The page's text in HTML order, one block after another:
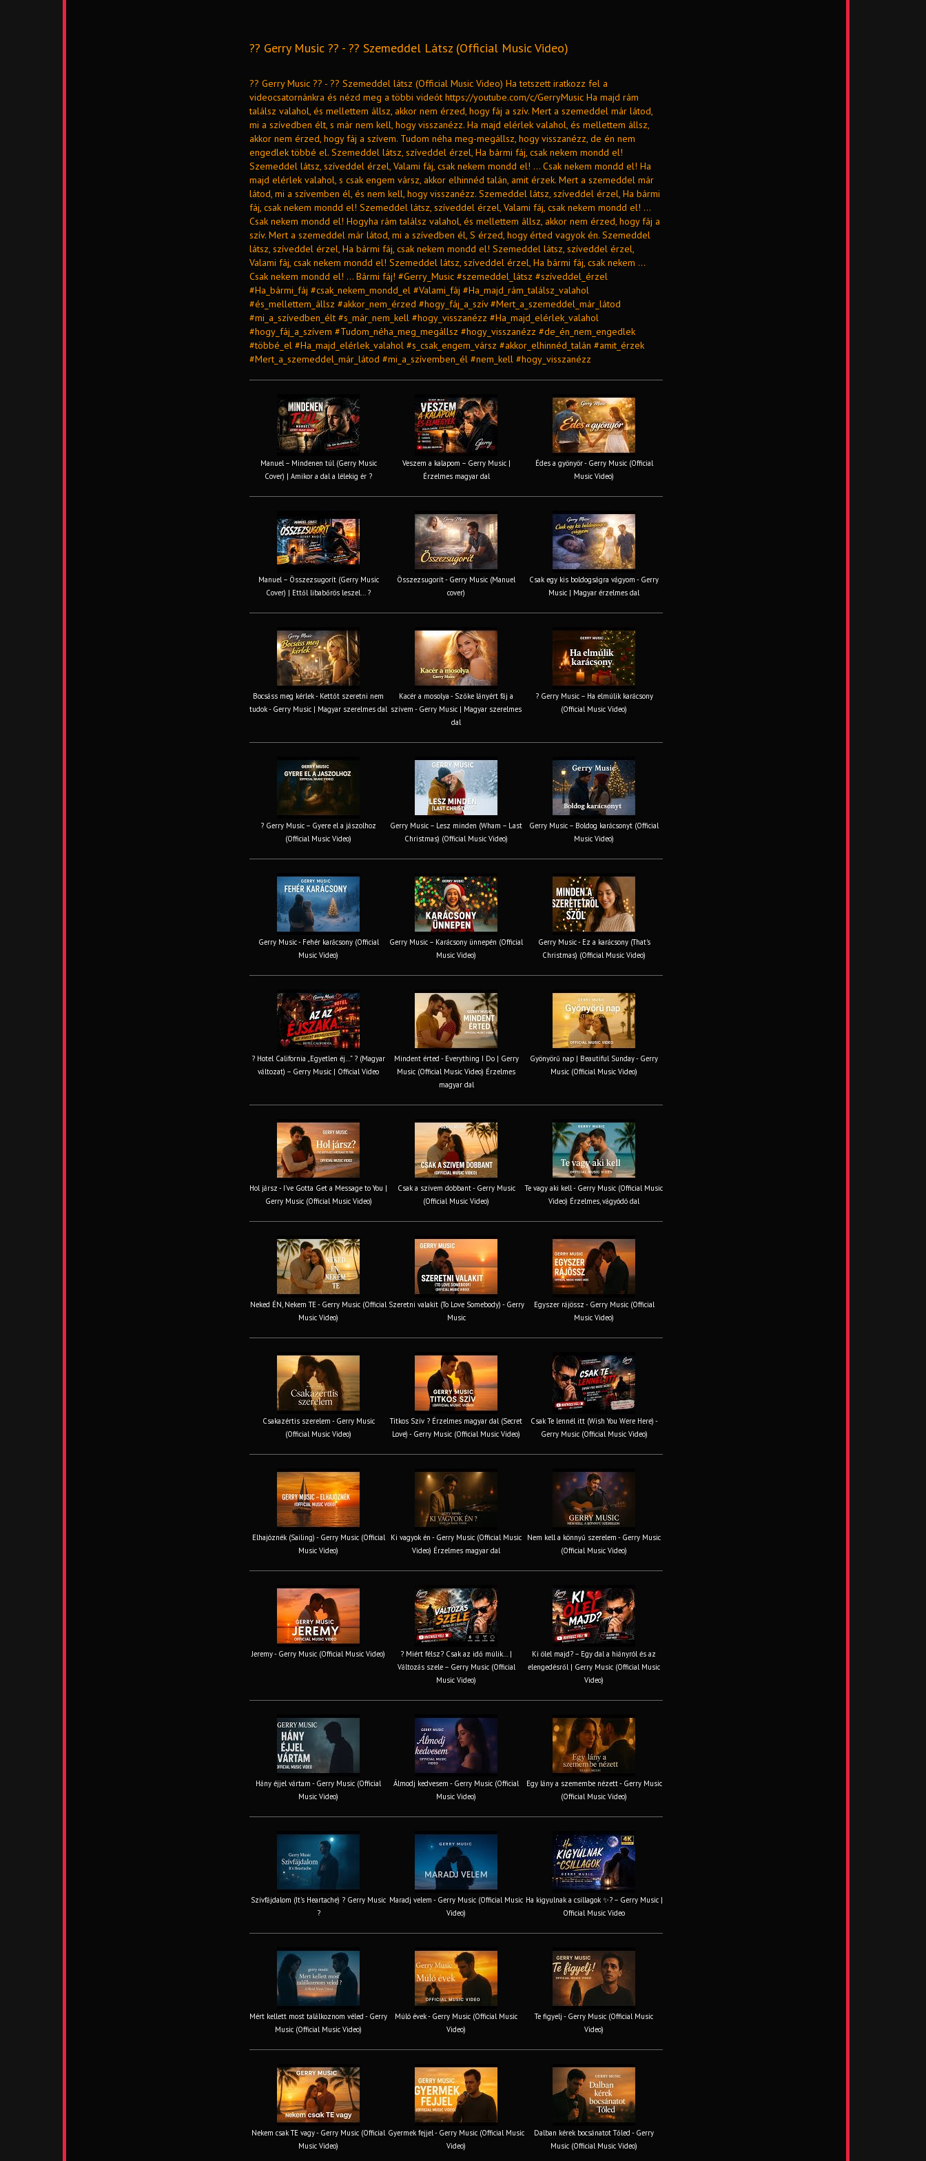
?? Gerry Music ?? - ?? Szemeddel Látsz (Official Music Video)
?? Gerry Music ?? - ?? Szemeddel látsz (Official Music Video) Ha tetszett iratkozz fel a
videocsatornánkra és nézd meg a többi videót https://youtube.com/c/GerryMusic Ha majd rám
találsz valahol, és mellettem állsz, akkor nem érzed, hogy fáj a szív. Mert a szemeddel már látod,
mi a szívedben élt, s már nem kell, hogy visszanézz. Ha majd elérlek valahol, és mellettem állsz,
akkor nem érzed, hogy fáj a szívem. Tudom néha meg-megállsz, hogy visszanézz, de én nem
engedlek többé el. Szemeddel látsz, szíveddel érzel, Ha bármi fáj, csak nekem mondd el!
Szemeddel látsz, szíveddel érzel, Valami fáj, csak nekem mondd el! ... Csak nekem mondd el! Ha
majd elérlek valahol, s csak engem vársz, akkor elhinnéd talán, amit érzek. Mert a szemeddel már
látod, mi a szívemben él, és nem kell, hogy visszanézz. Szemeddel látsz, szíveddel érzel, Ha bármi
fáj, csak nekem mondd el! Szemeddel látsz, szíveddel érzel, Valami fáj, csak nekem mondd el! ...
Csak nekem mondd el! Hogyha rám találsz valahol, és mellettem állsz, akkor nem érzed, hogy fáj a
szív. Mert a szemeddel már látod, mi a szívedben él, S érzed, hogy érted vagyok én. Szemeddel
látsz, szíveddel érzel, Ha bármi fáj, csak nekem mondd el! Szemeddel látsz, szíveddel érzel,
Valami fáj, csak nekem mondd el! Szemeddel látsz, szíveddel érzel, Ha bármi fáj, csak nekem ...
Csak nekem mondd el! ... Bármi fáj! #Gerry_Music #szemeddel_látsz #szíveddel_érzel
#Ha_bármi_fáj #csak_nekem_mondd_el #Valami_fáj #Ha_majd_rám_találsz_valahol
#és_mellettem_állsz #akkor_nem_érzed #hogy_fáj_a_szív #Mert_a_szemeddel_már_látod
#mi_a_szívedben_élt #s_már_nem_kell #hogy_visszanézz #Ha_majd_elérlek_valahol
#hogy_fáj_a_szívem #Tudom_néha_meg_megállsz #hogy_visszanézz #de_én_nem_engedlek
#többé_el #Ha_majd_elérlek_valahol #s_csak_engem_vársz #akkor_elhinnéd_talán #amit_érzek
#Mert_a_szemeddel_már_látod #mi_a_szívemben_él #nem_kell #hogy_visszanézz
Manuel – Mindenen túl (Gerry Music
Cover) | Amikor a dal a lélekig ér ?
Veszem a kalapom – Gerry Music |
Érzelmes magyar dal
Édes a gyönyör - Gerry Music (Official
Music Video)
Manuel – Összezsugorít (Gerry Music
Cover) | Ettől libabőrös leszel... ?
Összezsugorít - Gerry Music (Manuel
cover)
Csak egy kis boldogságra vágyom - Gerry
Music | Magyar érzelmes dal
Bocsáss meg kérlek - Kettőt szeretni nem
tudok - Gerry Music | Magyar szerelmes dal
Kacér a mosolya - Szőke lányért fáj a
szívem - Gerry Music | Magyar szerelmes
dal
? Gerry Music – Ha elmúlik karácsony
(Official Music Video)
? Gerry Music – Gyere el a jászolhoz
(Official Music Video)
Gerry Music – Lesz minden (Wham – Last
Christmas) (Official Music Video)
Gerry Music – Boldog karácsonyt (Official
Music Video)
Gerry Music - Fehér karácsony (Official
Music Video)
Gerry Music – Karácsony ünnepén (Official
Music Video)
Gerry Music - Ez a karácsony (That's
Christmas) (Official Music Video)
? Hotel California „Egyetlen éj…” ? (Magyar
változat) – Gerry Music | Official Video
Mindent érted - Everything I Do | Gerry
Music (Official Music Video) Érzelmes
magyar dal
Gyönyörű nap | Beautiful Sunday - Gerry
Music (Official Music Video)
Hol jársz - I've Gotta Get a Message to You |
Gerry Music (Official Music Video)
Csak a szívem dobbant - Gerry Music
(Official Music Video)
Te vagy aki kell - Gerry Music (Official Music
Video) Érzelmes, vágyódó dal
Neked ÉN, Nekem TE - Gerry Music (Official
Music Video)
Szeretni valakit (To Love Somebody) - Gerry
Music
Egyszer rájössz - Gerry Music (Official
Music Video)
Csakazértis szerelem - Gerry Music
(Official Music Video)
Titkos Szív ? Érzelmes magyar dal (Secret
Love) - Gerry Music (Official Music Video)
Csak Te lennél itt (Wish You Were Here) -
Gerry Music (Official Music Video)
Elhajóznék (Sailing) - Gerry Music (Official
Music Video)
Ki vagyok én - Gerry Music (Official Music
Video) Érzelmes magyar dal
Nem kell a könnyű szerelem - Gerry Music
(Official Music Video)
Jeremy - Gerry Music (Official Music Video)
? Miért félsz? Csak az idő múlik… |
Változás szele – Gerry Music (Official
Music Video)
Ki ölel majd? – Egy dal a hiányról és az
elengedésről | Gerry Music (Official Music
Video)
Hány éjjel vártam - Gerry Music (Official
Music Video)
Álmodj kedvesem - Gerry Music (Official
Music Video)
Egy lány a szemembe nézett - Gerry Music
(Official Music Video)
Szívfájdalom (It’s Heartache) ? Gerry Music
?
Maradj velem - Gerry Music (Official Music
Video)
Ha kigyulnak a csillagok ✨? – Gerry Music |
Official Music Video
Mért kellett most találkoznom véled - Gerry
Music (Official Music Video)
Múló évek - Gerry Music (Official Music
Video)
Te figyelj - Gerry Music (Official Music
Video)
Nekem csak TE vagy - Gerry Music (Official
Music Video)
Gyermek fejjel - Gerry Music (Official Music
Video)
Dalban kérek bocsánatot Tőled - Gerry
Music (Official Music Video)